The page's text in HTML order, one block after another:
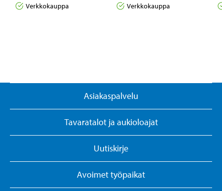
Verkkokauppa
Verkkokauppa
Asiakaspalvelu
Tavaratalot ja aukioloajat
Uutiskirje
Avoimet työpaikat